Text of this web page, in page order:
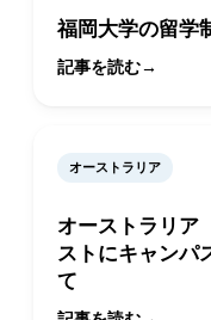
福岡大学の留学
記事を読む
オーストラリア
オーストラリ
ストにキャンパ
て